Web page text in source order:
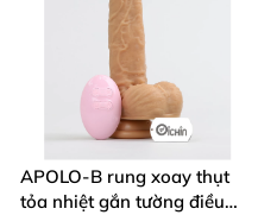
APOLO-B rung xoay thụt
tỏa nhiệt gắn tường điều